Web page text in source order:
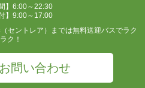
】6:00～22:30
】9:00～17:00
セントレア）までは無料送迎バスでラク
ラク！
問い合わせ